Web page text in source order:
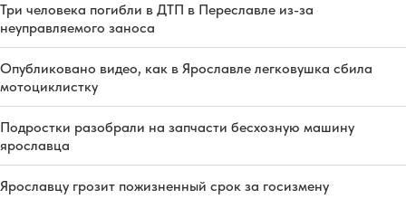
Три человека погибли в ДТП в Переславле из-за
неуправляемого заноса
Опубликовано видео, как в Ярославле легковушка сбила
мотоциклистку
Подростки разобрали на запчасти бесхозную машину
ярославца
Ярославцу грозит пожизненный срок за госизмену